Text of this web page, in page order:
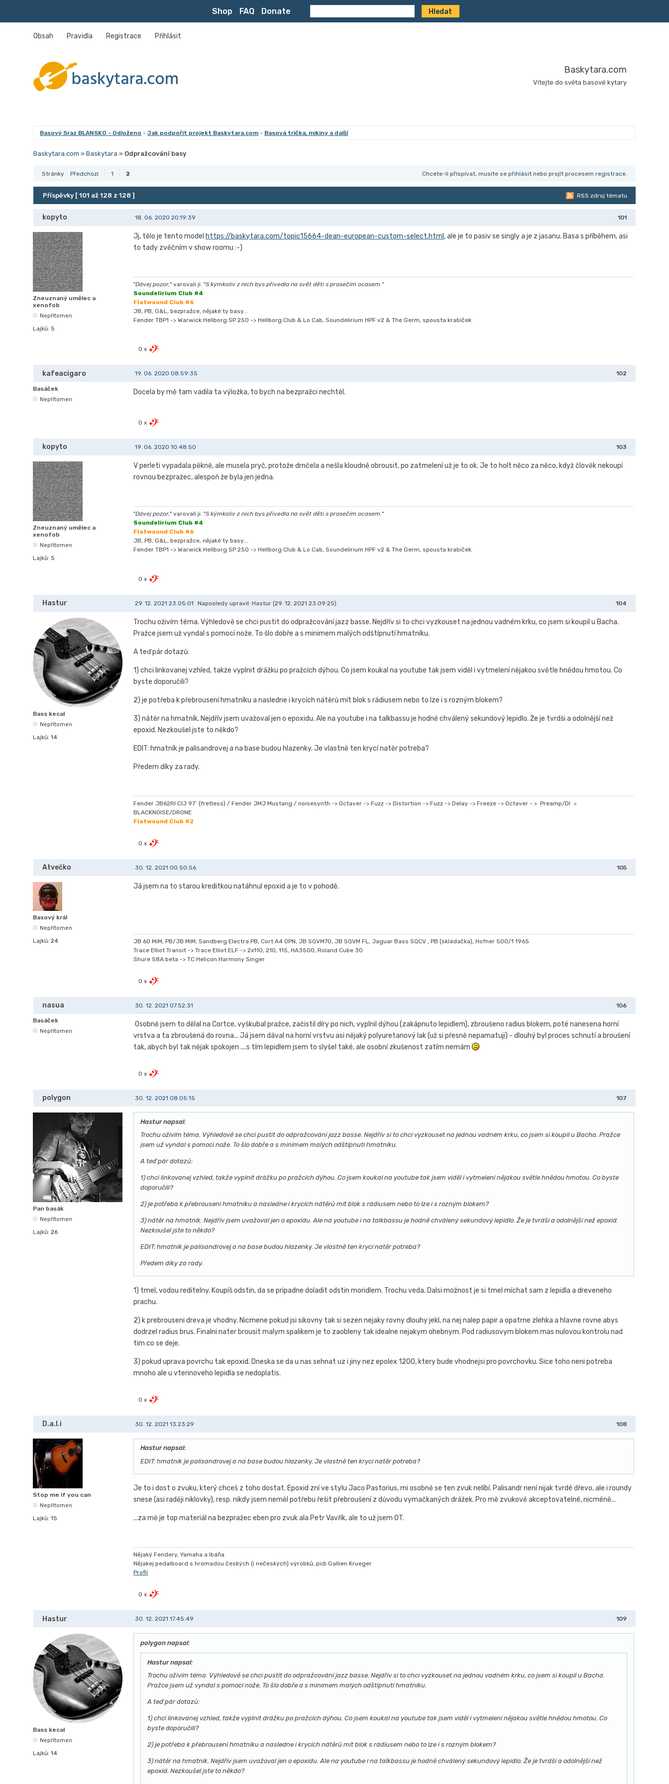
Shop FAQ Donate
Obsah Pravidla Registrace Přihlásit
Baskytara.com
Vítejte do světa basové kytary
Basový Sraz BLANSKO - Odloženo -Jak podpořit projekt Baskytara.com - Basová trička, mikiny a další
Baskytara.com »Baskytara » Odpražcování basy
Stránky Předchozí 1 2 Chcete-li přispívat, musíte se přihlásitnebo projít procesem registrace.
RSS zdroj tématu
Příspěvky [ 101 až 128 z 128 ]
101
kopyto 18. 06. 2020 20.19:39
Zneuznaný umělec a
xenofob
Nepřítomen
Lajků: 5
Jj, tělo je tento model https://baskytara.com/topic15664-dean-european-custom-select.html , ale je to pasiv se singly a je z jasanu. Basa s příběhem, asi
to tady zvěčním v show roomu :-)
"Dávej pozor," varovali ji. "S kýmkoliv z nich bys přivedla na svět děti s prasečím ocasem."
Soundelirium Club #4
Flatwound Club #6
JB, PB, G&L, bezpražce, nějaké ty basy...
Fender TBP1 -> Warwick Hellborg SP 250 -> Hellborg Club & Lo Cab, Soundelirium HPF v2 & The Germ, spousta krabiček
0 x
102
kafeacigaro 19. 06. 2020 08.59:35
Basáček
Nepřítomen
Docela by mě tam vadila ta výložka, to bych na bezpražci nechtěl.
0 x
103
kopyto 19. 06. 2020 10.48:50
Zneuznaný umělec a
xenofob
Nepřítomen
Lajků: 5
V perleti vypadala pěkně, ale musela pryč, protože drnčela a nešla kloudně obrousit, po zatmelení už je to ok. Je to holt něco za něco, když člověk nekoupí
rovnou bezpražec, alespoň že byla jen jedna.
"Dávej pozor," varovali ji. "S kýmkoliv z nich bys přivedla na svět děti s prasečím ocasem."
Soundelirium Club #4
Flatwound Club #6
JB, PB, G&L, bezpražce, nějaké ty basy...
Fender TBP1 -> Warwick Hellborg SP 250 -> Hellborg Club & Lo Cab, Soundelirium HPF v2 & The Germ, spousta krabiček
0 x
104
Hastur 29. 12. 2021 23.05:01 Naposledy upravil: Hastur (29. 12. 2021 23.09:25)
Bass kecal
Nepřítomen
Lajků:14
Trochu oživím téma. Výhledově se chci pustit do odpražcování jazz basse. Nejdřív si to chci vyzkouset na jednou vadném krku, co jsem si koupil u Bacha.
Pražce jsem už vyndal s pomocí nože. To šlo dobře a s minimem malých odštípnutí hmatníku.
A teď pár dotazů:
1) chci linkovanej vzhled, takže vyplnit drážku po pražcích dýhou. Co jsem koukal na youtube tak jsem viděl i vytmelení nějakou světle hnědou hmotou. Co
byste doporučili?
2) je potřeba k přebrousení hmatníku a nasledne i krycích nátěrů mít blok s rádiusem nebo to lze i s rozným blokem?
3) nátěr na hmatník. Nejdřív jsem uvažoval jen o epoxidu. Ale na youtube i na talkbassu je hodně chválený sekundový lepidlo. Že je tvrdši a odolnější než
epoxid. Nezkoušel jste to někdo?
EDIT: hmatník je palisandrovej a na base budou hlazenky. Je vlastně ten krycí natěr potreba?
Předem díky za rady.
Fender JB62RI CIJ 97´ (fretless) / Fender JMJ Mustang / noisesynth -> Octaver -> Fuzz -> Distortion -> Fuzz -> Delay -> Freeze -> Octaver - > Preamp/DI =
BLACKNOISE/DRONE
Flatwound Club #2
0 x
105
Atvečko 30. 12. 2021 00.50:56
Basový král
Nepřítomen
Lajků:24
Já jsem na to starou kreditkou natáhnul epoxid a je to v pohodě.
JB 60 MiM, PB/JB MiM, Sandberg Electra PB, Cort A4 OPN, JB SQVM70, JB SQVM FL, Jaguar Bass SQCV , PB (skládačka), Hofner 500/1 1965
Trace Elliot Transit -> Trace Elliot ELF -> 2x110, 210, 115, HA3500, Roland Cube 30
Shure 58A beta -> TC Helicon Harmony Singer
0 x
106
nasua 30. 12. 2021 07.52:31
Basáček
Nepřítomen
Osobně jsem to dělal na Cortce, vyškubal pražce, začistil díry po nich, vyplnil dýhou (zakápnuto lepidlem), zbroušeno radius blokem, poté nanesena horní
vrstva a ta zbroušená do rovna... Já jsem dával na horní vrstvu asi nějaký polyuretanový lak (už si přesně nepamatuji) - dlouhý byl proces schnutí a broušení
tak, abych byl tak nějak spokojen ....s tím lepidlem jsem to slyšel také, ale osobní zkušenost zatím nemám
0 x
107
polygon 30. 12. 2021 08.05:15
Pan basák
Nepřítomen
Lajků:26
Hastur napsal:
Trochu oživím téma. Výhledově se chci pustit do odpražcování jazz basse. Nejdřív si to chci vyzkouset na jednou vadném krku, co jsem si koupil u Bacha. Pražce
jsem už vyndal s pomocí nože. To šlo dobře a s minimem malých odštípnutí hmatníku.
A teď pár dotazů:
1) chci linkovanej vzhled, takže vyplnit drážku po pražcích dýhou. Co jsem koukal na youtube tak jsem viděl i vytmelení nějakou světle hnědou hmotou. Co byste
doporučili?
2) je potřeba k přebrousení hmatníku a nasledne i krycích nátěrů mít blok s rádiusem nebo to lze i s rozným blokem?
3) nátěr na hmatník. Nejdřív jsem uvažoval jen o epoxidu. Ale na youtube i na talkbassu je hodně chválený sekundový lepidlo. Že je tvrdši a odolnější než epoxid.
Nezkoušel jste to někdo?
EDIT: hmatník je palisandrovej a na base budou hlazenky. Je vlastně ten krycí natěr potreba?
Předem díky za rady.
1) tmel, vodou reditelny. Koupíš odstin, da se pripadne doladit odstin moridlem. Trochu veda. Dalsi možnost je si tmel míchat sam z lepidla a dreveneho
prachu.
2) k prebrouseni dreva je vhodny. Nicmene pokud jsi sikovny tak si sezen nejaky rovny dlouhy jekl, na nej nalep papir a opatrne zlehka a hlavne rovne abys
dodrzel radius brus. Finalni nater brousit malym spalikem je to zaobleny tak idealne nejakym ohebnym. Pod radiusovym blokem mas nulovou kontrolu nad
tim co se deje.
3) pokud uprava povrchu tak epoxid. Dneska se da u nas sehnat uz i jiny nez epolex 1200, ktery bude vhodnejsi pro povrchovku. Sice toho neni potreba
mnoho ale u vterinoveho lepidla se nedoplatis.
0 x
108
D.a.l.i 30. 12. 2021 13.23:29
Stop me if you can
Nepřítomen
Lajků:15
Hastur napsal:
EDIT: hmatník je palisandrovej a na base budou hlazenky. Je vlastně ten krycí natěr potreba?
Je to i dost o zvuku, který chceš z toho dostat. Epoxid zní ve stylu Jaco Pastorius, mi osobně se ten zvuk nelíbí. Palisandr není nijak tvrdé dřevo, ale i roundy
snese (asi raději niklovky), resp. nikdy jsem neměl potřebu řešit přebroušení z důvodu vymačkaných drážek. Pro mě zvukově akceptovatelné, nicméně...
...za mě je top materiál na bezpražec eben pro zvuk ala Petr Vavřík, ale to už jsem OT.
Nějaký Fendery, Yamaha a Ibáňa
Nějakej pedalboard s hromadou českých (i nečeských) výrobků, pidi Gallien Krueger
Profil
0 x
109
Hastur 30. 12. 2021 17.45:49
Bass kecal
Nepřítomen
Lajků:14
polygon napsal:
Hastur napsal:
Trochu oživím téma. Výhledově se chci pustit do odpražcování jazz basse. Nejdřív si to chci vyzkouset na jednou vadném krku, co jsem si koupil u Bacha.
Pražce jsem už vyndal s pomocí nože. To šlo dobře a s minimem malých odštípnutí hmatníku.
A teď pár dotazů:
1) chci linkovanej vzhled, takže vyplnit drážku po pražcích dýhou. Co jsem koukal na youtube tak jsem viděl i vytmelení nějakou světle hnědou hmotou. Co
byste doporučili?
2) je potřeba k přebrousení hmatníku a nasledne i krycích nátěrů mít blok s rádiusem nebo to lze i s rozným blokem?
3) nátěr na hmatník. Nejdřív jsem uvažoval jen o epoxidu. Ale na youtube i na talkbassu je hodně chválený sekundový lepidlo. Že je tvrdši a odolnější než
epoxid. Nezkoušel jste to někdo?